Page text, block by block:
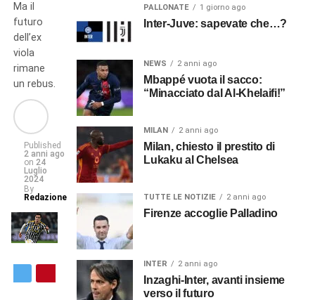
Ma il
futuro
dell’ex
viola
rimane
un rebus.
Published
2 anni ago
on 24
Luglio
2024
By
Redazione
PALLONATE 1 giorno ago
Inter-Juve: sapevate che…?
NEWS 2 anni ago
Mbappé vuota il sacco:
“Minacciato dal Al-Khelaifi!”
MILAN 2 anni ago
Milan, chiesto il prestito di
Lukaku al Chelsea
TUTTE LE NOTIZIE 2 anni ago
Firenze accoglie Palladino
INTER 2 anni ago
Inzaghi-Inter, avanti insieme
verso il futuro